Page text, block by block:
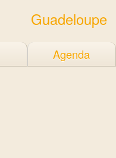
Guadeloupe
Agenda